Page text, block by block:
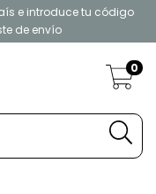
e introduce tu código
de envío
0